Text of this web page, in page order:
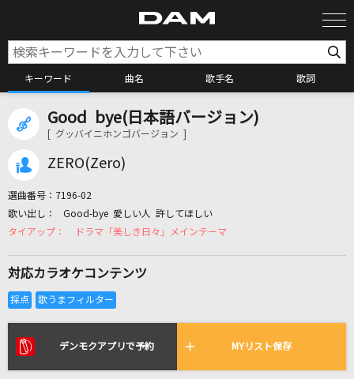
キーワード 曲名 歌手名 歌詞
カラオケ検索
カラオケリクエスト
リアルタイムで歌われている曲の一覧
[生音]おしゃかしゃま
Good bye(日本語バージョン)
[ グッバイニホンゴバージョン ]
ZERO(Zero)
選曲番号： 7196-02
Good-bye 愛しい人 許してほしい
ドラマ「美しき日々」メインテーマ
対応カラオケコンテンツ
デンモクアプリで予約 MYリスト保存